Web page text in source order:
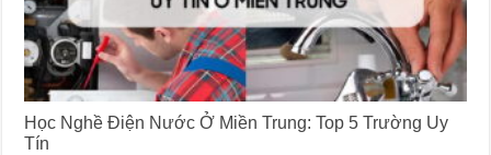
Học Nghề Điện Nước Ở Miền Trung: Top 5 Trường Uy
Tín